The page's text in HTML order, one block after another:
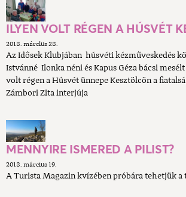
ILYEN VOLT RÉGEN A HÚSVÉT
2018. március 28.
Az Idősek Klubjában húsvéti kézműveskedés
Istvánné Ilonka néni és Kapus Géza bácsi
volt régen a Húsvét ünnepe Kesztölcön a
Zámbori Zita interjúja
MENNYIRE ISMERED A PILIST?
2018. március 19.
A Turista Magazin kvízében próbára tehetjük a